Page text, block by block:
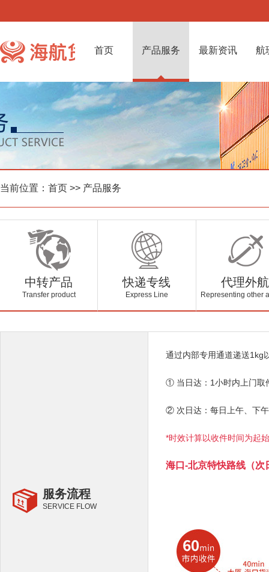
首页 产品服务 最新资讯 航
当前位置： 首页 >> 产品服务
中转产品
Transfer product
快递专线
Express Line
代理外航
Representing other
服务流程
SERVICE FLOW
通过内部专用通道递送1kg
① 当日达：1小时内上门取
② 次日达：每日上午、下
*时效计算以收件时间为起
海口-北京特快路线（次